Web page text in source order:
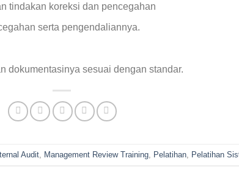
tindakan koreksi dan pencegahan
serta pengendaliannya.
dokumentasinya sesuai dengan standar.
Audit, Management Review Training, Pelatihan, Pelatihan